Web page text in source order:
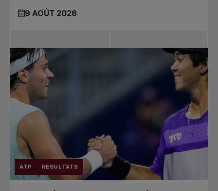
9 AOÛT 2026
ATP RÉSULTATS